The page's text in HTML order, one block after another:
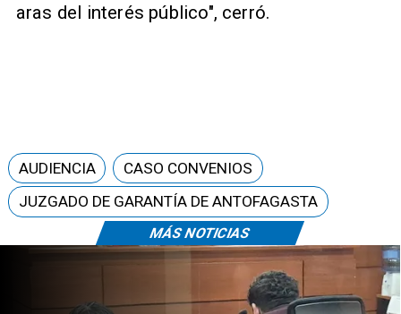
aras del interés público", cerró.
MÁS NOTICIAS
AUDIENCIA
CASO CONVENIOS
JUZGADO DE GARANTÍA DE ANTOFAGASTA